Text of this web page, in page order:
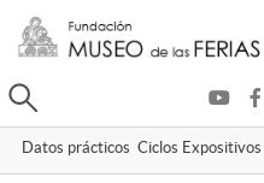
Buscar
Datos prácticos Ciclos Expositivos